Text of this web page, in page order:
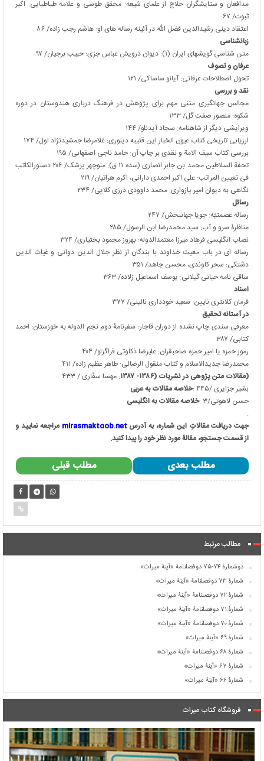
مدافعان و ستایشگران حلاج از علمای شیعه: محقق طوسی و علامه طباطبایی: اکبر
ثبوت/ ۶۷
اعتقاد دینی رشیدالدین فضل الله در آئینه رساله های او: هاشم رجب زاده/ ۸۶
زبانشناسی
متن شناسی گویشهای ایران (۱): دیوان درویش عباس جزی: حبیب برجیان/ ۹۷
عرفان و تصوف
تحول اصطلاحات عرفانی: آیانو ساساکی/ ۱۲۱
نقد و بررسی
مجالس جهانگیری متنی مهم برای پژوهش در فرهنگ درباری هندوستان در دوره
شکوه: منصور صفت گل/ ۱۳۳
ویرایشی دیگر از شاهنامه: سجاد آیدنلو/ ۱۴۴
ارزیابی تاریخی کتاب عیون الخبار این قتیبه دینوری: غلامرضا جمشیدنژاد اول/ ۱۷۴
بررسی کتاب سیف الامة و نقدی بر چاپ آن: حامد ناجی اصفهانی/ ۱۹۵
تحفة السلاطین محمد بن جابر انصاری (سده ۱۱ ق): منوچهر پزشک/ ۲۰۶
دستورالکاتب
فی تعیین المراتب: علی اکبر احمدی دارانی، اکرم هراتیان/ ۲۱۹
نگاهی به دیوان امیر پازواری: محمد داوودی درزی کلایی/ ۲۳۴
رسائل
رساله عصمتیّه: جویا جهانبخش/ ۲۴۷
مناظرۀ سرو و آب: سید محمدرضا ابن الرسول/ ۲۸۵
نصاب انگلیسی فرهاد میرزا معتمدالدوله: بهروز محمود بختیاری/ ۳۲۴
رساله ای در باب معیت خداوند با بندگان از نظر جلال الدین دوانی و غیاث الدین
دشتکی: سحر کاوندی، محسن جاهد/ ۳۵۱
ساقی نامه حیاتی گیلانی: یوسف اسماعیل زلاده/ ۳۶۳
اسناد
فرمان کلانتری نایین: سعید خودداری نائینی/ ۳۷۷
در آستانه تحقیق
معرفی سندی چاپ نشده از دوران قاجار: سفرنامۀ دوم نجم الدوله به خوزستان: احمد
کتابی/ ۳۸۷
رموز حمزه یا امیر حمزه صاحبقران: علیرضا ذکاوتی قراگزلو/ ۴۰۴
محمدرضا جدیدالاسلام و کتاب منقول الرضائی: طاهر عظیم زاده/ ۴۱۱
مقالات متن پژوهی در نشریات (۱۳۸۶- ۱۳۸۷)
: مهسا سفّاری / ۴۳۳
خلاصه مقالات به عربی:
بشیر جزایری /۴۴۵
خلاصه مقالات به انگلیسی: حسن لاهوتی/۳
.
جهت دریافت مقالاتِ این شماره، به آدرسmirasmaktoob.net مراجعه نمایید و
از قسمت جستجو، مقالۀ مورد نظر خود را پیدا کنید.
.
مطلب قبلی مطلب بعدی
مطالب مرتبط
دوشمارۀ ۷۴-۷۵ دوفصلنامۀ «آینۀ میراث»
شمارۀ ۷۳ دوفصلنامۀ «آینۀ میراث»
شمارۀ ۷۲ دوفصلنامۀ «آینۀ میراث»
شمارۀ ۷۱ دوفصلنامۀ «آینۀ میراث»
شمارۀ ۷۰ دوفصلنامۀ «آینۀ میراث»
شمارۀ ۶۹ «آینۀ میراث»
شمارۀ ۶۸ دوفصلنامۀ «آینۀ میراث»
شمارۀ ۶۷ «آینۀ میراث»
شمارۀ ۶۶ «آینۀ میراث»
فروشگاه کتاب میراث